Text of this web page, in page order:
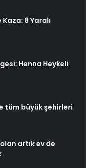
8 Yaralı
Henna Heykeli
tüm büyük şehirleri
artık ev de